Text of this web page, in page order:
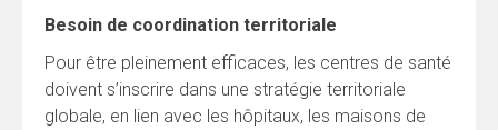
Besoin de coordination territoriale
Pour être pleinement efficaces, les centres de santé
doivent s’inscrire dans une stratégie territoriale
globale, en lien avec les hôpitaux, les maisons de